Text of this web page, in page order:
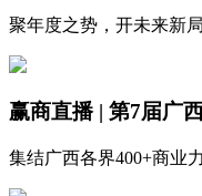
聚年度之势，开未来新
赢商直播 | 第7届广
集结广西各界400+商业